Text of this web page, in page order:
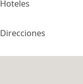
Hoteles
Direcciones